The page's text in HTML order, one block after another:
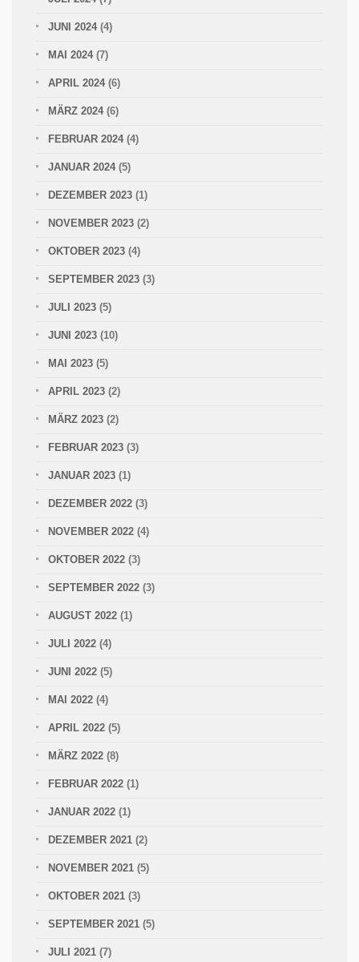
JUNI 2024 (4)
MAI 2024 (7)
APRIL 2024 (6)
MÄRZ 2024 (6)
FEBRUAR 2024 (4)
JANUAR 2024 (5)
DEZEMBER 2023 (1)
NOVEMBER 2023 (2)
OKTOBER 2023 (4)
SEPTEMBER 2023 (3)
JULI 2023 (5)
JUNI 2023 (10)
MAI 2023 (5)
APRIL 2023 (2)
MÄRZ 2023 (2)
FEBRUAR 2023 (3)
JANUAR 2023 (1)
DEZEMBER 2022 (3)
NOVEMBER 2022 (4)
OKTOBER 2022 (3)
SEPTEMBER 2022 (3)
AUGUST 2022 (1)
JULI 2022 (4)
JUNI 2022 (5)
MAI 2022 (4)
APRIL 2022 (5)
MÄRZ 2022 (8)
FEBRUAR 2022 (1)
JANUAR 2022 (1)
DEZEMBER 2021 (2)
NOVEMBER 2021 (5)
OKTOBER 2021 (3)
SEPTEMBER 2021 (5)
JULI 2021 (7)